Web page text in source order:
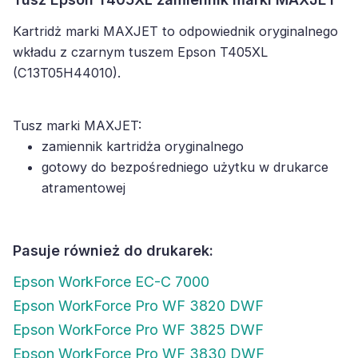
Kartridż marki MAXJET to odpowiednik oryginalnego
wkładu z czarnym tuszem Epson T405XL
(C13T05H44010).
Tusz marki MAXJET:
zamiennik kartridża oryginalnego
gotowy do bezpośredniego użytku w drukarce
atramentowej
Pasuje również do drukarek:
Epson WorkForce EC-C 7000
Epson WorkForce Pro WF 3820 DWF
Epson WorkForce Pro WF 3825 DWF
Epson WorkForce Pro WF 3830 DWF